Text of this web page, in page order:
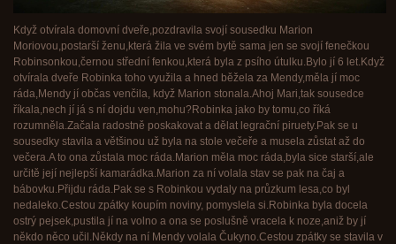
Když otvírala domovní dveře,pozdravila svojí sousedku Marion
Moriovou,postarší ženu,která žila ve svém bytě sama jen se svojí fenečkou
Robinsonkou,černou střední fenkou,která byla z psího útulku.Bylo jí 6 let.Když
otvírala dveře Robinka toho využila a hned běžela za Mendy,měla jí moc
ráda,Mendy jí občas venčila, když Marion stonala.Ahoj Mari,tak sousedce
říkala,nech jí já s ní dojdu ven,mohu?Robinka jako by tomu,co říká
rozumněla.Začala radostně poskakovat a dělat legrační piruety.Pak se u
sousedky stavila a většinou už byla na stole večeře a musela zůstat až do
večera.A to ona zůstala moc ráda.Marion měla moc ráda,byla sice starší,ale
určitě její nejlepší kamarádka.Marion za ní volala stav se pak na čaj a
bábovku.Přijdu ráda.Pak se s Robinkou vydaly na průzkum lesa,co byl
nedaleko.Cestou zpátky koupím noviny, pomyslela si.Robinka byla docela
ostrý pejsek,pustila jí na volno a ona se poslušně vracela k noze,aniž by jí
někdo něco učil.Někdy na ní Mendy volala Čukyno.Cestou zpátky se stavila v